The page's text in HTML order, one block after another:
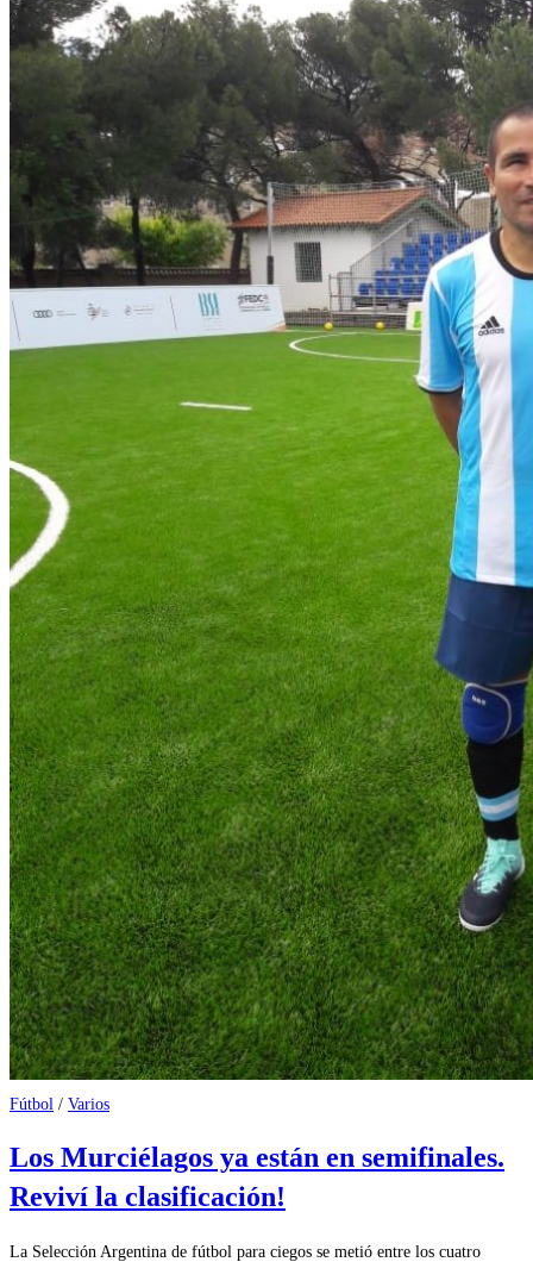
Fútbol / Varios
Los Murciélagos ya están en semifinales.
Reviví la clasificación!
La Selección Argentina de fútbol para ciegos se metió entre los cuatro